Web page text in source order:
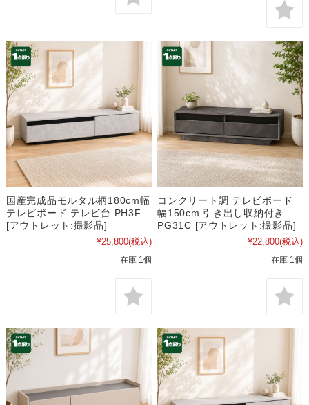
国産完成品モルタル柄180cm幅
テレビボード テレビ台 PH3F
[アウトレット:撮影品]
¥25,800(税込)
在庫 1個
コンクリート調 テレビボード
幅150cm 引き出し収納付き
PG31C [アウトレット:撮影品]
¥22,800(税込)
在庫 1個